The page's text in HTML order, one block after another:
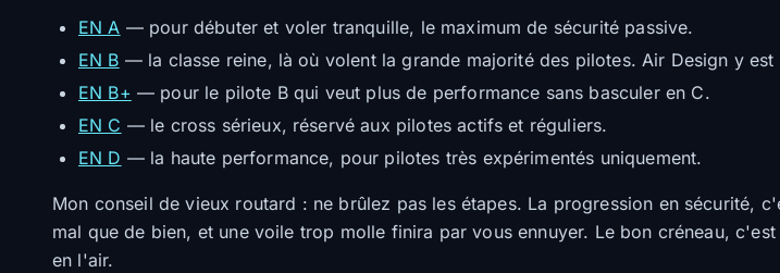
EN A — pour débuter et voler tranquille, le maximum de sécurité passive.
EN B — la classe reine, là où volent la grande majorité des pilotes. Air Design y est
EN B+ — pour le pilote B qui veut plus de performance sans basculer en C.
EN C — le cross sérieux, réservé aux pilotes actifs et réguliers.
EN D — la haute performance, pour pilotes très expérimentés uniquement.
Mon conseil de vieux routard : ne brûlez pas les étapes. La progression en sécurité,
mal que de bien, et une voile trop molle finira par vous ennuyer. Le bon créneau,
en l'air.